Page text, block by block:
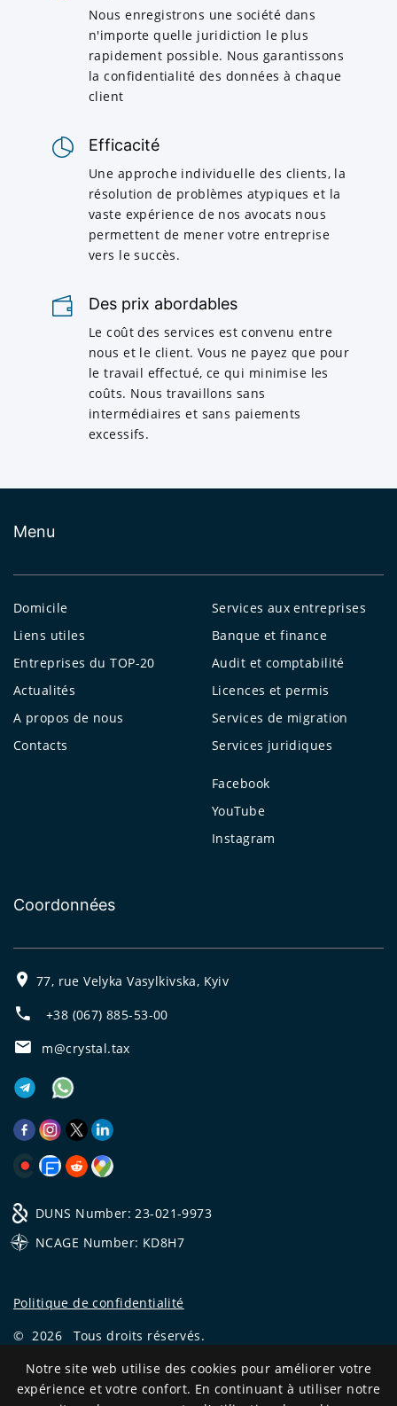
Nous enregistrons une société dans
n'importe quelle juridiction le plus
rapidement possible. Nous garantissons
la confidentialité des données à chaque
client
Efficacité
Une approche individuelle des clients, la
résolution de problèmes atypiques et la
vaste expérience de nos avocats nous
permettent de mener votre entreprise
vers le succès.
Des prix abordables
Le coût des services est convenu entre
nous et le client. Vous ne payez que pour
le travail effectué, ce qui minimise les
coûts. Nous travaillons sans
intermédiaires et sans paiements
excessifs.
Menu
Domicile
Liens utiles
Entreprises du TOP-20
Actualités
A propos de nous
Contacts
Services aux entreprises
Banque et finance
Audit et comptabilité
Licences et permis
Services de migration
Services juridiques
Facebook
YouTube
Instagram
Coordonnées
77, rue Velyka Vasylkivska, Kyiv
+38 (067) 885-53-00
m@crystal.tax
DUNS Number: 23-021-9973
NCAGE Number: KD8H7
Politique de confidentialité
© 2026
Tous droits réservés.
CRYSTAL.TAX —EXPERT OFFSHORE №❶
Notre site web utilise des cookies pour améliorer votre
expérience et votre confort. En continuant à utiliser notre